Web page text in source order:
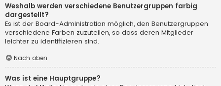
Weshalb werden verschiedene Benutzergruppen farbig
dargestellt?
Es ist der Board-Administration möglich, den Benutzergruppen
verschiedene Farben zuzuteilen, so dass deren Mitglieder
leichter zu identifizieren sind.
Nach oben
Was ist eine Hauptgruppe?